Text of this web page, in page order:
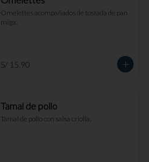
Omelettes acompañados de tostada de pan
miga.
S/ 15.90
Tamal de pollo
Tamal de pollo con salsa criolla.